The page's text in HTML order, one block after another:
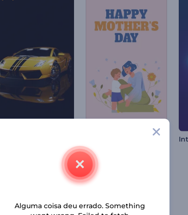
Alguma coisa deu errado. Something